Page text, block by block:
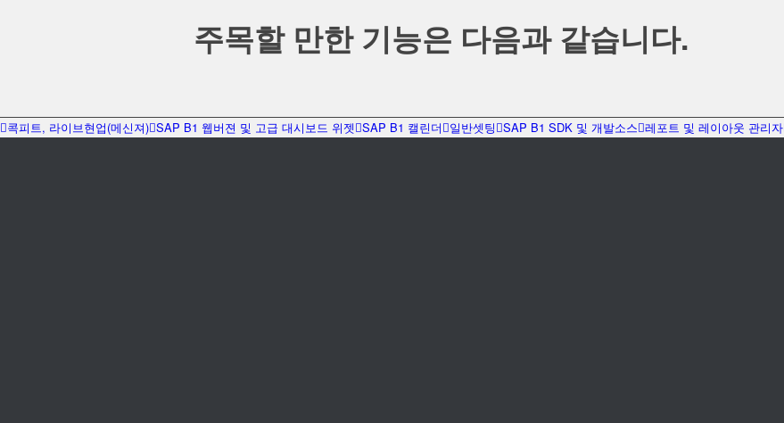
주목할 만한 기능은 다음과 같습니다.
콕피트, 라이브현업(메신져) SAP B1 웹버젼 및 고급 대시보드 위젯 SAP B1 캘린더 일반셋팅 SAP B1 SDK 및 개발소스 레포트 및 레이아웃 관리자